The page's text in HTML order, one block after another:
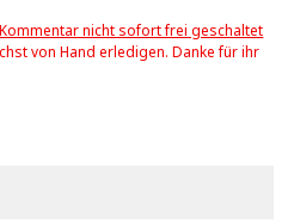
nicht sofort frei geschaltet
von Hand erledigen. Danke für ihr